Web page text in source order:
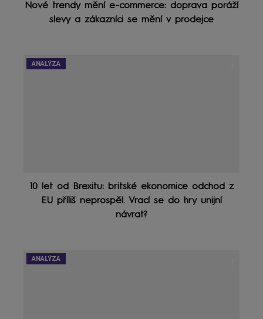
Nové trendy mění e-commerce: doprava poráží
slevy a zákazníci se mění v prodejce
ANALÝZA
10 let od Brexitu: britské ekonomice odchod z
EU příliš neprospěl. Vrací se do hry unijní
návrat?
ANALÝZA